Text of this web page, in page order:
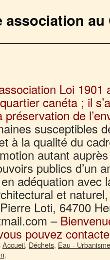
association au
Loi 1901
canéta ; il
de
susceptibles
à la qualité du
autant
publics d’un
adéquation avec
et
Loti, 64700
–
pouvez
Accueil, Déchets, Eau - Urbanisme
.